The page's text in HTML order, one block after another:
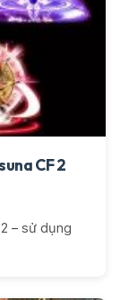
CF 2
– sử dụng